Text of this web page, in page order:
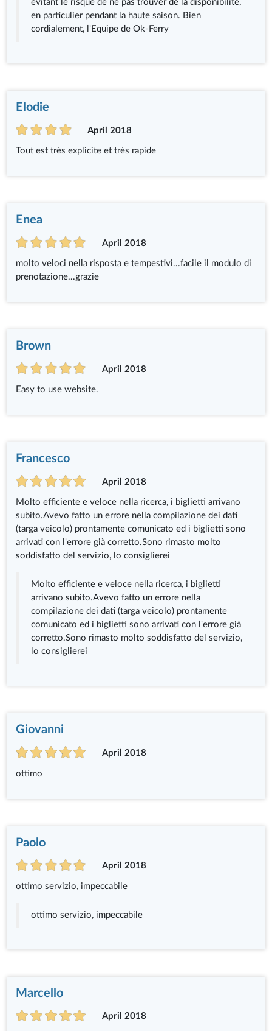
évitant le risque de ne pas trouver de la disponibilité,
en particulier pendant la haute saison. Bien
cordialement, l'Equipe de Ok-Ferry
Elodie
April 2018
Tout est très explicite et très rapide
Enea
April 2018
molto veloci nella risposta e tempestivi...facile il modulo di
prenotazione...grazie
Brown
April 2018
Easy to use website.
Francesco
April 2018
Molto efficiente e veloce nella ricerca, i biglietti arrivano
subito.Avevo fatto un errore nella compilazione dei dati
(targa veicolo) prontamente comunicato ed i biglietti sono
arrivati con l'errore già corretto.Sono rimasto molto
soddisfatto del servizio, lo consiglierei
Molto efficiente e veloce nella ricerca, i biglietti
arrivano subito.Avevo fatto un errore nella
compilazione dei dati (targa veicolo) prontamente
comunicato ed i biglietti sono arrivati con l'errore già
corretto.Sono rimasto molto soddisfatto del servizio,
lo consiglierei
Giovanni
April 2018
ottimo
Paolo
April 2018
ottimo servizio, impeccabile
ottimo servizio, impeccabile
Marcello
April 2018